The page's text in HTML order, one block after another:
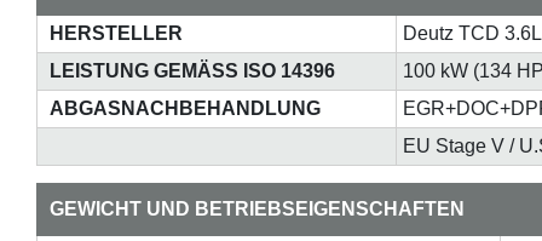
HERSTELLER
Deutz TCD
LEISTUNG GEMÄSS ISO 14396
100 kW (134
ABGASNACHBEHANDLUNG
EU Stage V /
GEWICHT UND BETRIEBSEIGENSCHAFTEN